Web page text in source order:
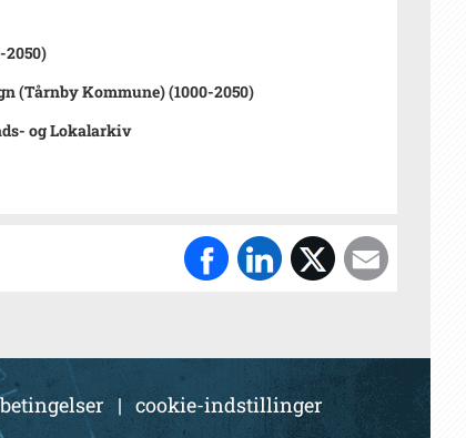
2050)
(Tårnby Kommune) (1000-2050)
og Lokalarkiv
| cookie-indstillinger